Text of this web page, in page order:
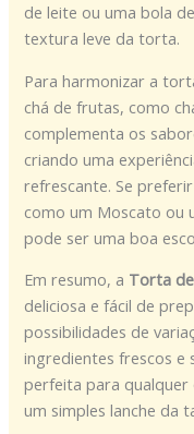
de leite ou uma bola
textura leve da torta.
Para harmonizar a
chá de frutas, como
complementa os
criando uma
refrescante. Se
como um Moscato ou
pode ser uma boa
Em resumo, a Torta
deliciosa e fácil de
possibilidades de
ingredientes frescos e
perfeita para qualquer
um simples lanche da